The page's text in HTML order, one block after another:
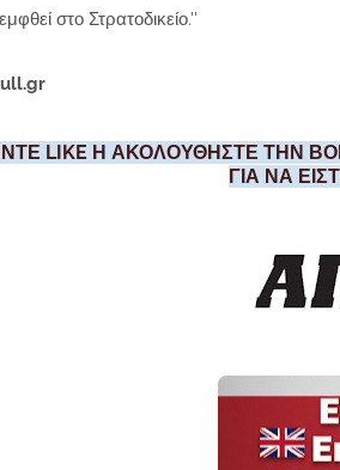
στο Στρατοδικείο.''
LIKE Η ΑΚΟΛΟΥΘΗΣΤΕ ΤΗΝ
ΓΙΑ ΝΑ